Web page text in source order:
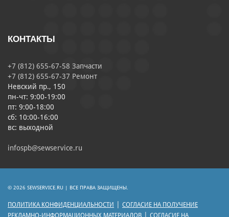
КОНТАКТЫ
+7 (812) 655-67-58 Запчасти
+7 (812) 655-67-37 Ремонт
Невский пр., 150
пн-чт: 9:00-19:00
пт: 9:00-18:00
сб: 10:00-16:00
вс: выходной
infospb@sewservice.ru
© 2026 SEWSERVICE.RU | ВСЕ ПРАВА ЗАЩИЩЕНЫ.
ПОЛИТИКА КОНФИДЕНЦИАЛЬНОСТИ
СОГЛАСИЕ НА ПОЛУЧЕНИЕ
РЕКЛАМНО-ИНФОРМАЦИОННЫХ МАТЕРИАЛОВ
СОГЛАСИЕ НА